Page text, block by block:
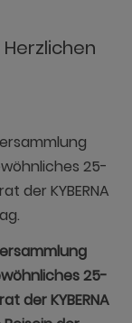
25-
der KYBERNA
25-
der KYBERNA